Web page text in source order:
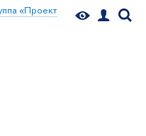
«Проект